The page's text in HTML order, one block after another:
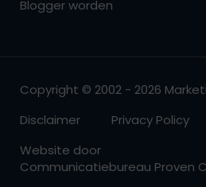
Blogger worden
Copyright © 2002 - 2026
Disclaimer
Privacy Policy
Website door
Communicatiebureau Proven